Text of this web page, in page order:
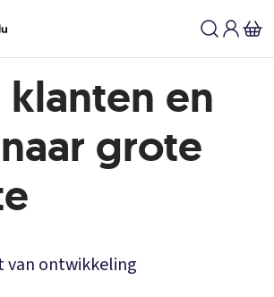
klanten en
grote
van ontwikkeling